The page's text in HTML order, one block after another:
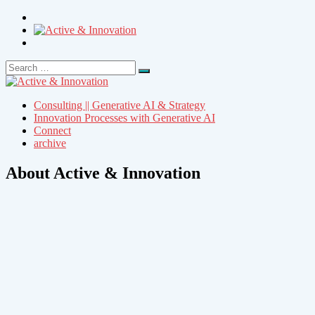
Search
for:
Search
Consulting || Generative AI & Strategy
Innovation Processes with Generative AI
Connect
archive
About Active & Innovation